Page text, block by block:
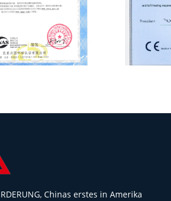
Chinas erstes in Amerika